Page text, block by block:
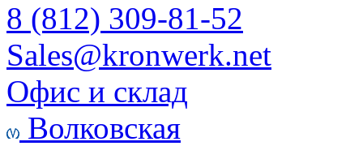
8 (812) 309-81-52
Sales@kronwerk.net
Офис и склад
Волковская